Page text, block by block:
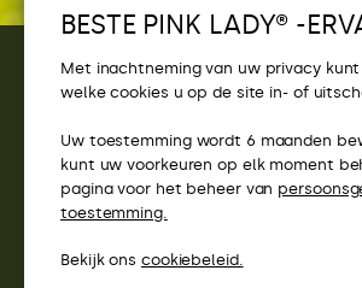
CONTACT
TOEGANG
PINK LADY® WEBSITES
BESTE PINK LADY® -
Met inachtneming van uw privacy
welke cookies u op de site in- of
Uw toestemming wordt 6 maanden
kunt uw voorkeuren op elk moment
pagina voor het beheer van
toestemming.
Bekijk ons cookiebeleid.